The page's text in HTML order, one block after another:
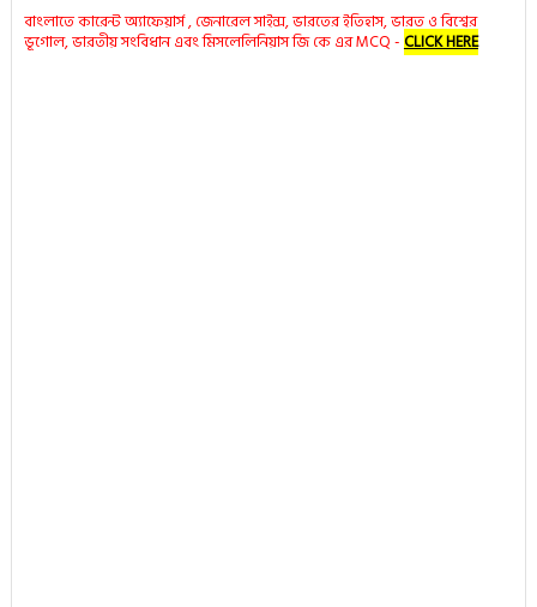
বাংলাতে কারেন্ট অ্যাফেয়ার্স , জেনারেল সাইন্স, ভারতের ইতিহাস, ভারত ও বিশ্বের
ভূগোল, ভারতীয় সংবিধান এবং মিসলেলিনিয়াস জি কে এর MCQ -CLICK HERE